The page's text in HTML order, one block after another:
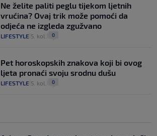
Ne želite paliti peglu tijekom ljetnih
vrućina? Ovaj trik može pomoći da
odjeća ne izgleda zgužvano
LIFESTYLE 5. kol. 0
Pet horoskopskih znakova koji bi ovog
ljeta pronaći svoju srodnu dušu
LIFESTYLE 5. kol. 0